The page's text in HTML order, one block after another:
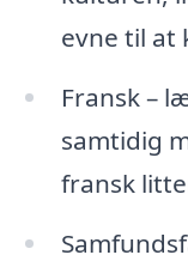
evne til at
Fransk –
samtidig
fransk